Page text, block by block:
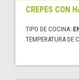
CREPES CON
TIPO DE COCINA:
TEMPERATURA DE